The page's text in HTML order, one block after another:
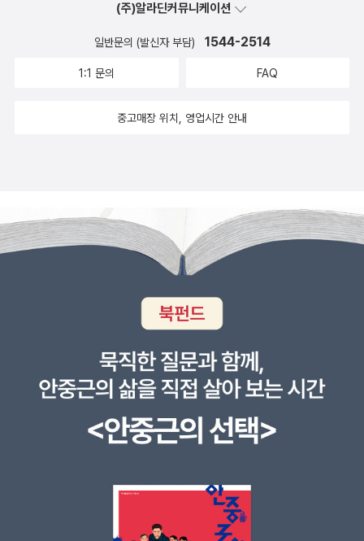
(주)알라딘커뮤니케이션
일반문의 (발신자 부담) 1544-2514
1:1 문의 FAQ
중고매장 위치, 영업시간 안내